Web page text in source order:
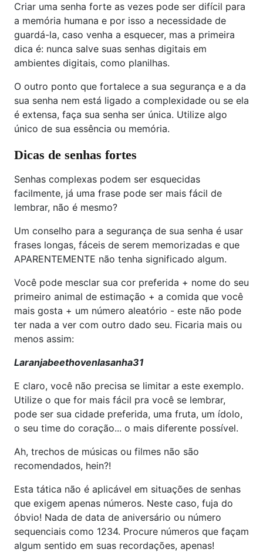
Criar uma senha forte as vezes pode ser difícil para
a memória humana e por isso a necessidade de
guardá-la, caso venha a esquecer, mas a primeira
dica é: nunca salve suas senhas digitais em
ambientes digitais, como planilhas.
O outro ponto que fortalece a sua segurança e a da
sua senha nem está ligado a complexidade ou se ela
é extensa, faça sua senha ser única. Utilize algo
único de sua essência ou memória.
Dicas de senhas fortes
Senhas complexas podem ser esquecidas
facilmente, já uma frase pode ser mais fácil de
lembrar, não é mesmo?
Um conselho para a segurança de sua senha é usar
frases longas, fáceis de serem memorizadas e que
APARENTEMENTE não tenha significado algum.
Você pode mesclar sua cor preferida + nome do seu
primeiro animal de estimação + a comida que você
mais gosta + um número aleatório - este não pode
ter nada a ver com outro dado seu. Ficaria mais ou
menos assim:
Laranjabeethovenlasanha31
E claro, você não precisa se limitar a este exemplo.
Utilize o que for mais fácil pra você se lembrar,
pode ser sua cidade preferida, uma fruta, um ídolo,
o seu time do coração... o mais diferente possível.
Ah, trechos de músicas ou filmes não são
recomendados, hein?!
Esta tática não é aplicável em situações de senhas
que exigem apenas números. Neste caso, fuja do
óbvio! Nada de data de aniversário ou número
sequenciais como 1234. Procure números que façam
algum sentido em suas recordações, apenas!